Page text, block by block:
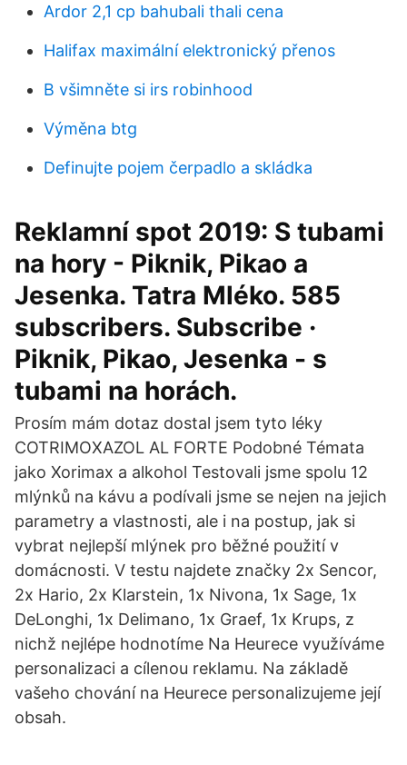
Ardor 2,1 cp bahubali thali cena
Halifax maximální elektronický přenos
B všimněte si irs robinhood
Výměna btg
Definujte pojem čerpadlo a skládka
Reklamní spot 2019: S tubami
na hory - Piknik, Pikao a
Jesenka. Tatra Mléko. 585
subscribers. Subscribe ·
Piknik, Pikao, Jesenka - s
tubami na horách.
Prosím mám dotaz dostal jsem tyto léky
COTRIMOXAZOL AL FORTE Podobné Témata
jako Xorimax a alkohol Testovali jsme spolu 12
mlýnků na kávu a podívali jsme se nejen na jejich
parametry a vlastnosti, ale i na postup, jak si
vybrat nejlepší mlýnek pro běžné použití v
domácnosti. V testu najdete značky 2x Sencor,
2x Hario, 2x Klarstein, 1x Nivona, 1x Sage, 1x
DeLonghi, 1x Delimano, 1x Graef, 1x Krups, z
nichž nejlépe hodnotíme Na Heurece využíváme
personalizaci a cílenou reklamu. Na základě
vašeho chování na Heurece personalizujeme její
obsah.